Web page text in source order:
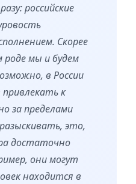
российские
Скорее
мы и будем
в России
к
за пределами
это,
достаточно
они могут
находится в